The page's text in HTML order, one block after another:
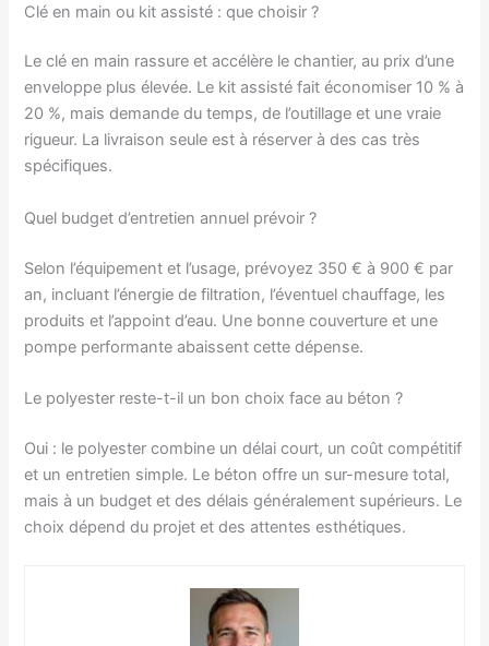
Clé en main ou kit assisté : que choisir ?
Le clé en main rassure et accélère le chantier, au prix d’une
enveloppe plus élevée. Le kit assisté fait économiser 10 % à
20 %, mais demande du temps, de l’outillage et une vraie
rigueur. La livraison seule est à réserver à des cas très
spécifiques.
Quel budget d’entretien annuel prévoir ?
Selon l’équipement et l’usage, prévoyez 350 € à 900 € par
an, incluant l’énergie de filtration, l’éventuel chauffage, les
produits et l’appoint d’eau. Une bonne couverture et une
pompe performante abaissent cette dépense.
Le polyester reste-t-il un bon choix face au béton ?
Oui : le polyester combine un délai court, un coût compétitif
et un entretien simple. Le béton offre un sur-mesure total,
mais à un budget et des délais généralement supérieurs. Le
choix dépend du projet et des attentes esthétiques.